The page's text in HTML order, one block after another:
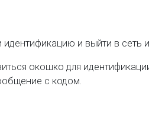
и выйти в сеть
окошко для
с кодом.